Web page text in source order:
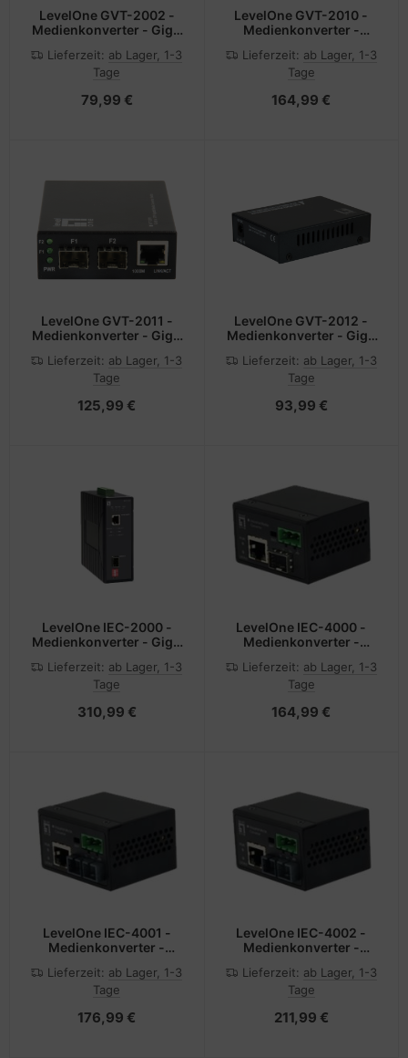
LevelOne GVT-2002 -
Medienkonverter - GigE
SX, 100Base-TX,
1000Base-T
Lieferzeit: ab Lager, 1-3
Tage
79,99 €
LevelOne GVT-2010 -
Medienkonverter -
100Base-TX, 1000Base-
T, 1000Base-X - RJ-45 /
Lieferzeit: ab Lager, 1-3
Tage
164,99 €
LevelOne GVT-2011 -
Medienkonverter - GigE
1000Base-T, 1000Base-
X - RJ-45 / SFP (mini-
Lieferzeit: ab Lager, 1-3
Tage
125,99 €
LevelOne GVT-2012 -
Medienkonverter - GigE
SX, 100Base-TX,
1000Base-T - RJ-45 /
Lieferzeit: ab Lager, 1-3
Tage
93,99 €
LevelOne IEC-2000 -
Medienkonverter - GigE
LX, 1000Base-SX,
100Base-TX, 1000Base-
GBIC)
Lieferzeit: ab Lager, 1-3
Tage
310,99 €
LevelOne IEC-4000 -
Medienkonverter -
100Base-TX, 100Base-X
- RJ-45 / SFP (mini-
Lieferzeit: ab Lager, 1-3
Tage
164,99 €
LevelOne IEC-4001 -
Medienkonverter -
Lieferzeit: ab Lager, 1-3
Tage
176,99 €
LevelOne IEC-4002 -
Medienkonverter -
Lieferzeit: ab Lager, 1-3
Tage
211,99 €